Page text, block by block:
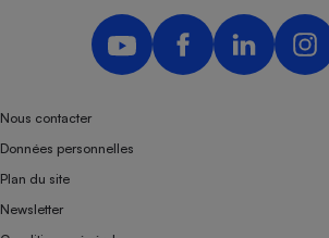
Nous contacter
Données personnelles
Plan du site
Newsletter